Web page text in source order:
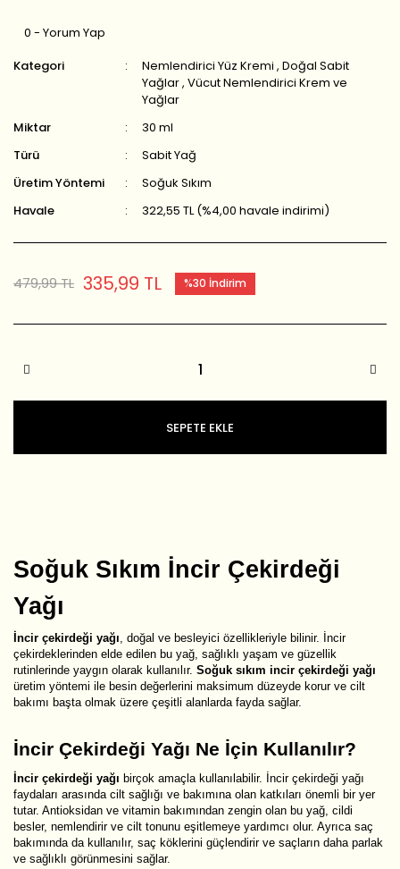
0 - Yorum Yap
Kategori
Nemlendirici Yüz Kremi ,Doğal Sabit
Yağlar,Vücut Nemlendirici Krem ve
Yağlar
Miktar
30 ml
Türü
Sabit Yağ
Üretim Yöntemi
Soğuk Sıkım
Havale
322,55 TL (%4,00 havale indirimi)
479,99 TL 335,99 TL %30 İndirim
SEPETE EKLE
Soğuk Sıkım İncir Çekirdeği
Yağı
İncir çekirdeği yağı , doğal ve besleyici özellikleriyle bilinir. İncir
çekirdeklerinden elde edilen bu yağ, sağlıklı yaşam ve güzellik
rutinlerinde yaygın olarak kullanılır. Soğuk sıkım incir çekirdeği yağı
üretim yöntemi ile besin değerlerini maksimum düzeyde korur ve cilt
bakımı başta olmak üzere çeşitli alanlarda fayda sağlar.
İncir Çekirdeği Yağı Ne İçin Kullanılır?
İncir çekirdeği yağı birçok amaçla kullanılabilir. İncir çekirdeği yağı
faydaları arasında cilt sağlığı ve bakımına olan katkıları önemli bir yer
tutar. Antioksidan ve vitamin bakımından zengin olan bu yağ, cildi
besler, nemlendirir ve cilt tonunu eşitlemeye yardımcı olur. Ayrıca saç
bakımında da kullanılır, saç köklerini güçlendirir ve saçların daha parlak
ve sağlıklı görünmesini sağlar.